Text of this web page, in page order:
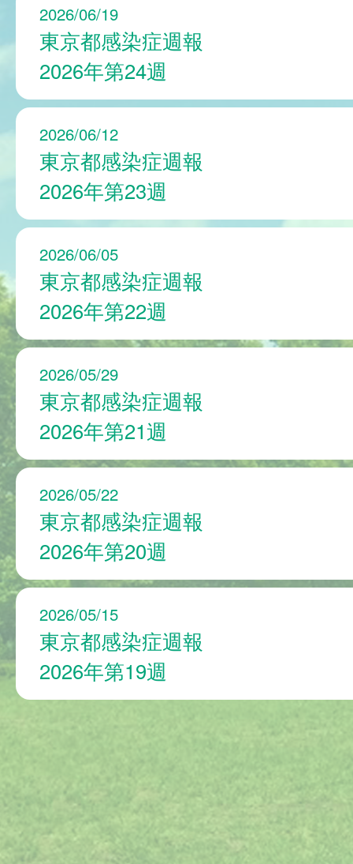
2026/06/19
東京都感染症週報
2026年第24週
2026/06/12
東京都感染症週報
2026年第23週
2026/06/05
東京都感染症週報
2026年第22週
2026/05/29
東京都感染症週報
2026年第21週
2026/05/22
東京都感染症週報
2026年第20週
2026/05/15
東京都感染症週報
2026年第19週